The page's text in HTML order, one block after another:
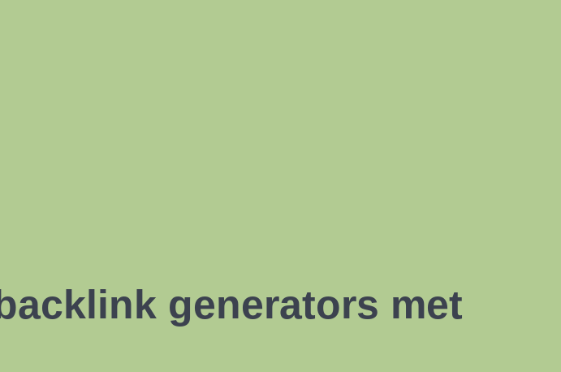
generators met